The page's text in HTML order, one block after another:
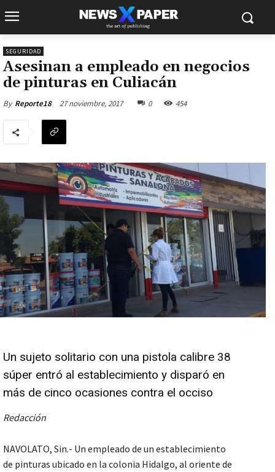
SEGURIDAD
Asesinan a empleado en negocios
de pinturas en Culiacán
By Reporte18 27 noviembre, 2017 0 454
Un sujeto solitario con una pistola calibre 38
súper entró al establecimiento y disparó en
más de cinco ocasiones contra el occiso
Redacción
NAVOLATO, Sin.- Un empleado de un establecimiento
de pinturas ubicado en la colonia Hidalgo, al oriente de